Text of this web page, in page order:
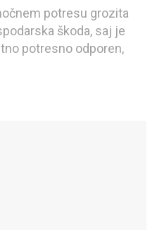
potresu grozita
škoda, saj je
potresno odporen,